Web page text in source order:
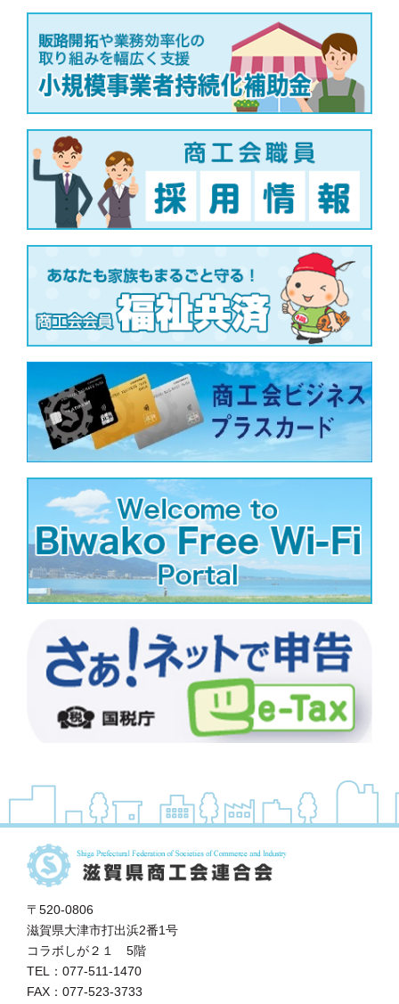
〒520-0806
滋賀県大津市打出浜2番1号
コラボしが２１ 5階
TEL：077-511-1470
FAX：077-523-3733